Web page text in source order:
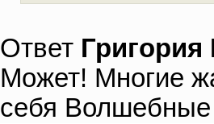
Ответ
Может! Многие
себя Волшебные